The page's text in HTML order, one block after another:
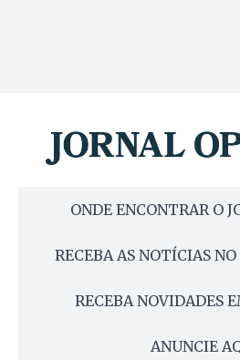
ONDE ENCONTRAR O
RECEBA AS NOTÍCIAS
RECEBA NOVIDADES
ANUNCIE